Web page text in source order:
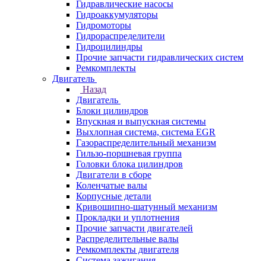
Гидравлические насосы
Гидроаккумуляторы
Гидромоторы
Гидрораспределители
Гидроцилиндры
Прочие запчасти гидравлических систем
Ремкомплекты
Двигатель
Назад
Двигатель
Блоки цилиндров
Впускная и выпускная системы
Выхлопная система, система EGR
Газораспределительный механизм
Гильзо-поршневая группа
Головки блока цилиндров
Двигатели в сборе
Коленчатые валы
Корпусные детали
Кривошипно-шатунный механизм
Прокладки и уплотнения
Прочие запчасти двигателей
Распределительные валы
Ремкомплекты двигателя